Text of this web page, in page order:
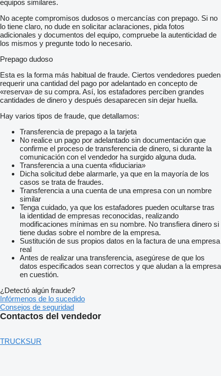
equipos similares.
No acepte compromisos dudosos o mercancías con prepago. Si no
lo tiene claro, no dude en solicitar aclaraciones, pida fotos
adicionales y documentos del equipo, compruebe la autenticidad de
los mismos y pregunte todo lo necesario.
Prepago dudoso
Esta es la forma más habitual de fraude. Ciertos vendedores pueden
requerir una cantidad del pago por adelantado en concepto de
«reserva» de su compra. Así, los estafadores perciben grandes
cantidades de dinero y después desaparecen sin dejar huella.
Hay varios tipos de fraude, que detallamos:
Transferencia de prepago a la tarjeta
No realice un pago por adelantado sin documentación que
confirme el proceso de transferencia de dinero, si durante la
comunicación con el vendedor ha surgido alguna duda.
Transferencia a una cuenta «fiduciaria»
Dicha solicitud debe alarmarle, ya que en la mayoría de los
casos se trata de fraudes.
Transferencia a una cuenta de una empresa con un nombre
similar
Tenga cuidado, ya que los estafadores pueden ocultarse tras
la identidad de empresas reconocidas, realizando
modificaciones mínimas en su nombre. No transfiera dinero si
tiene dudas sobre el nombre de la empresa.
Sustitución de sus propios datos en la factura de una empresa
real
Antes de realizar una transferencia, asegúrese de que los
datos especificados sean correctos y que aludan a la empresa
en cuestión.
¿Detectó algún fraude?
Infórmenos de lo sucedido
Consejos de seguridad
Contactos del vendedor
TRUCKSUR